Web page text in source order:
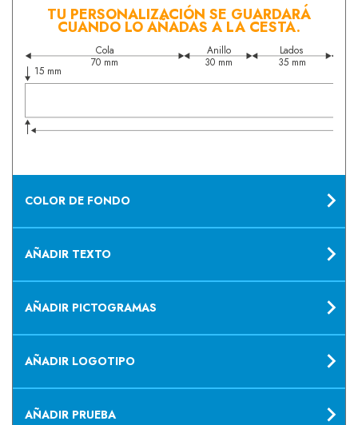
TU PERSONALIZACIÓN SE GUARDARÁ
CUANDO LO AÑADAS A LA CESTA.
70 mm 30 mm 35 mm
15 mm
Anillo
Cola Lados
COLOR DE FONDO
AÑADIR TEXTO
AÑADIR PICTOGRAMAS
AÑADIR LOGOTIPO
AÑADIR PRUEBA